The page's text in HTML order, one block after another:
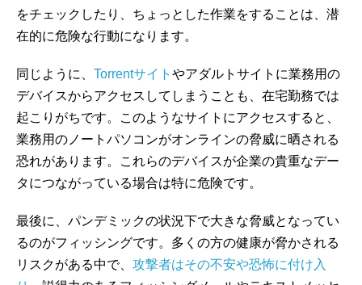
をチェックしたり、ちょっとした作業をすることは、潜
在的に危険な行動になります。
同じように、 Torrentサイト やアダルトサイトに業務用の
デバイスからアクセスしてしまうことも、在宅勤務では
起こりがちです。このようなサイトにアクセスすると、
業務用のノートパソコンがオンラインの脅威に晒される
恐れがあります。これらのデバイスが企業の貴重なデー
タにつながっている場合は特に危険です。
最後に、パンデミックの状況下で大きな脅威となってい
るのがフィッシングです。多くの方の健康が脅かされる
リスクがある中で、 攻撃者はその不安や恐怖に付け入